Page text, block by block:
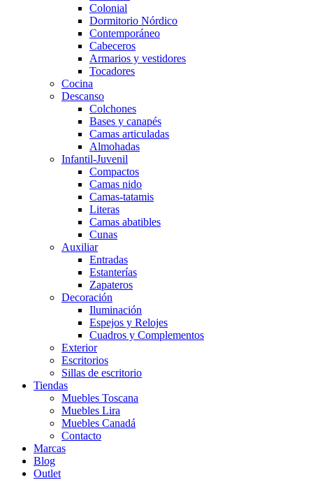
Colonial
Dormitorio Nórdico
Contemporáneo
Cabeceros
Armarios y vestidores
Tocadores
Cocina
Descanso
Colchones
Bases y canapés
Camas articuladas
Almohadas
Infantil-Juvenil
Compactos
Camas nido
Camas-tatamis
Literas
Camas abatibles
Cunas
Auxiliar
Entradas
Estanterías
Zapateros
Decoración
Iluminación
Espejos y Relojes
Cuadros y Complementos
Exterior
Escritorios
Sillas de escritorio
Tiendas
Muebles Toscana
Muebles Lira
Muebles Canadá
Contacto
Marcas
Blog
Outlet